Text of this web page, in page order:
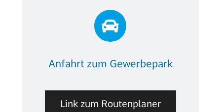

Anfahrt zum Gewerbepark
Link zum Routenplaner